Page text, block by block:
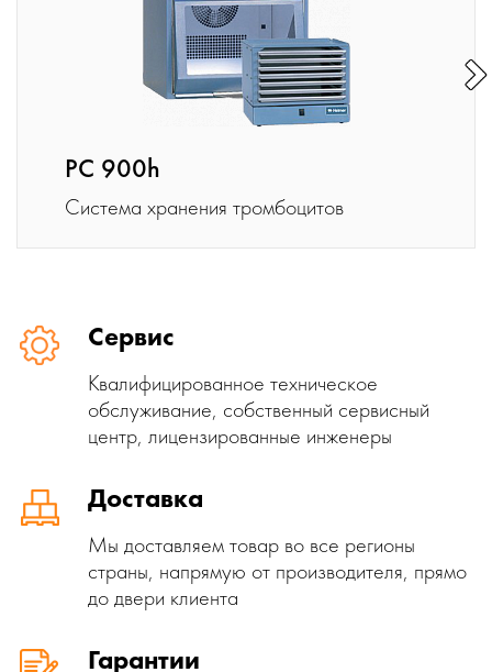
PC 900h
Cистема хранения тромбоцитов
Сервис
Квалифицированное техническое
обслуживание, собственный сервисный
центр, лицензированные инженеры
Доставка
Мы доставляем товар во все регионы
страны, напрямую от производителя, прямо
до двери клиента
Гарантии